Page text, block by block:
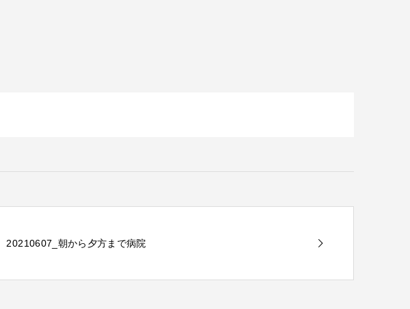
20210607_朝から夕方まで病院